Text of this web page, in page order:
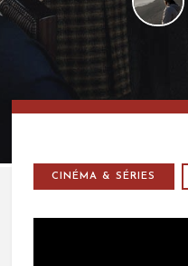
CINÉMA & SÉRIES